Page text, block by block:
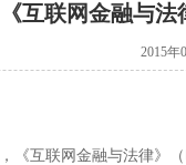
《互联网金融与
2015年
《互联网金融与法律》